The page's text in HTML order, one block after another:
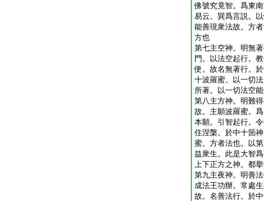
佛號究竟智。爲東
易云。巽爲言説。
能善現衆法故。方
方也
第七主空神。明無
門。以法空起行。
便。故名無著行。
十波羅蜜。以一切
所著。以一切法空
第八主方神。明難
故。主願波羅蜜。
本願。引智起行。
住涅槃。於中十箇
蜜。方者法也。以
益衆生。此是大智
上下正方之神。都
第九主夜神。明善
成法王功辦。常處
故。名善法行。於